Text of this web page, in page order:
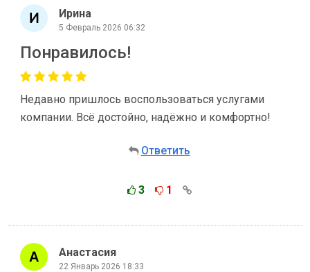
Ирина
5 Февраль 2026 06:32
Понравилось!
Недавно пришлось воспользоваться услугами
компании. Всё достойно, надёжно и комфортно!
Ответить
3 1
Анастасия
22 Январь 2026 18:33